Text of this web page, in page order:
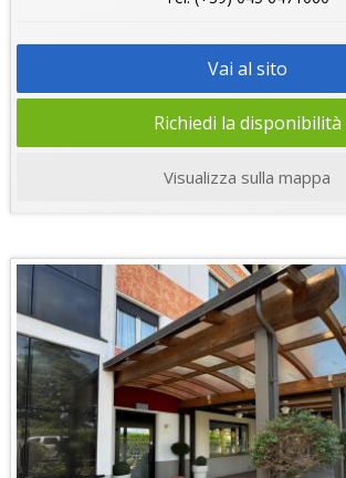
Vai al sito
Richiedi la disponibilità
Visualizza sulla mappa